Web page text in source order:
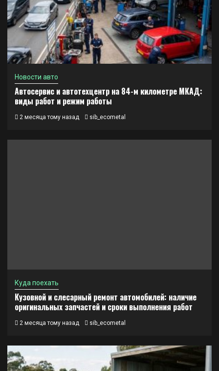
Новости авто
Автосервис и автотехцентр на 84-м километре МКАД:
виды работ и режим работы
2 месяца тому назад sib_ecometal
Куда поехать
Кузовной и слесарный ремонт автомобилей: наличие
оригинальных запчастей и сроки выполнения работ
2 месяца тому назад sib_ecometal